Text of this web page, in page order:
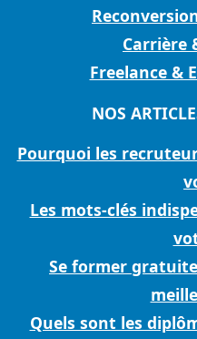
Carrière
Freelance &
NOS
Pourquoi les
Les mots-clés
Se former
Quels sont les